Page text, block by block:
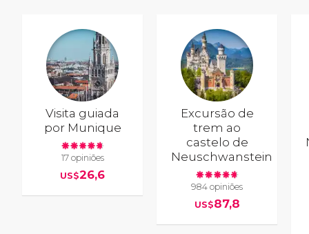
Visita guiada
por Munique
17 opiniões
US$26,6
Excursão de
trem ao
castelo de
Neuschwanstein
984 opiniões
US$87,8